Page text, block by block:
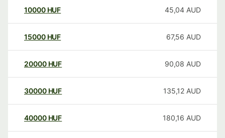
10000 HUF 45,04 AUD
15000 HUF 67,56 AUD
20000 HUF 90,08 AUD
30000 HUF 135,12 AUD
40000 HUF 180,16 AUD